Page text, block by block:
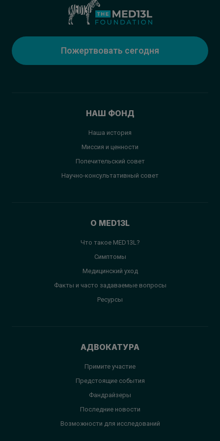
Пожертвовать сегодня
НАШ ФОНД
Наша история
Миссия и ценности
Попечительский совет
Научно-консультативный совет
О MED13L
Что такое MED13L?
Симптомы
Медицинский уход
Факты и часто задаваемые вопросы
Ресурсы
АДВОКАТУРА
Примите участие
Предстоящие события
Фандрайзеры
Последние новости
Возможности для исследований